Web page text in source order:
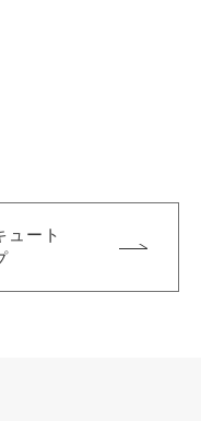
ュート